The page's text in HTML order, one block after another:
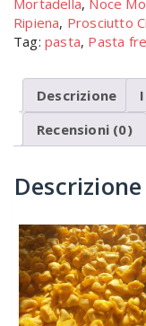
COD:TR1000
Mortadella,Noce
Ripiena,Prosciutto
125557214